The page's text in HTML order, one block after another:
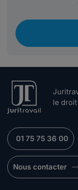
le
01 75 75 36 00
Nous contacter